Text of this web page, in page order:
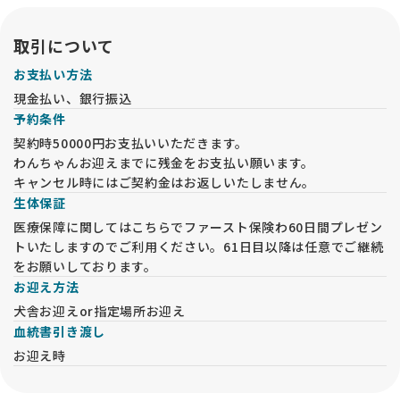
取引について
お支払い方法
現金払い、銀行振込
予約条件
契約時50000円お支払いいただきます。
わんちゃんお迎えまでに残金をお支払い願います。
キャンセル時にはご契約金はお返しいたしません。
生体保証
医療保障に関してはこちらでファースト保険わ60日間プレゼン
トいたしますのでご利用ください。61日目以降は任意でご継続
をお願いしております。
お迎え方法
犬舎お迎えor指定場所お迎え
血統書引き渡し
お迎え時